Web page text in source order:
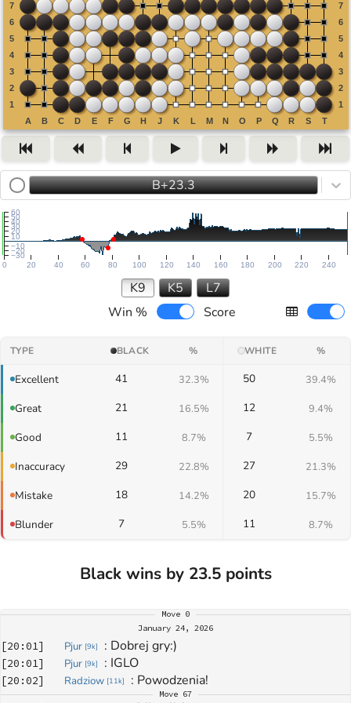
B+23.3
0 20 40 60 80 100 120 140 160 180 200 220 240
−30
−20
−10
10
20
30
40
50
60
K9 K5
L7
Win %
Score
TYPE BLACK % WHITE %
Excellent 41 32.3% 50 39.4%
Great 21 16.5% 12 9.4%
Good 11 8.7% 7 5.5%
Inaccuracy 29 22.8% 27 21.3%
Mistake 18 14.2% 20 15.7%
Blunder 7 5.5% 11 8.7%
Black wins by 23.5 points
Move 0
January 24, 2026
[20:01] Pjur [9k] : Dobrej gry:)
[20:01] Pjur [9k] : IGLO
[20:02] Radziow [11k] : Powodzenia!
Move 67